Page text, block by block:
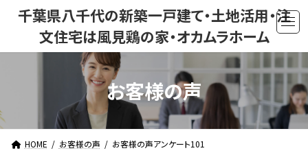
ン
ス
キ
ー
ン
に
千葉県八千代の新築一戸建て・土地活用・注
文住宅は風見鶏の家・オカムラホーム
お客様の声
HOME お客様の声 お客様の声アンケート101